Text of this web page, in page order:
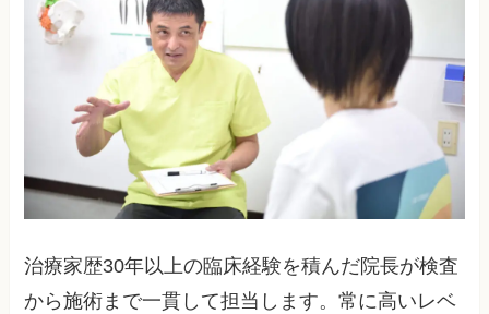
治療家歴30年以上の臨床経験を積んだ院長が検査
から施術まで一貫して担当します。常に高いレベ